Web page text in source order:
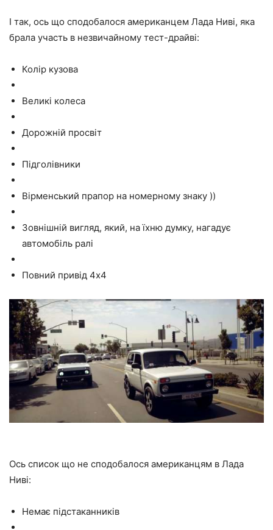
І так, ось що сподобалося американцем Лада Ниві, яка
брала участь в незвичайному тест-драйві:
Колір кузова
Великі колеса
Дорожній просвіт
Підголівники
Вірменський прапор на номерному знаку ))
Зовнішній вигляд, який, на їхню думку, нагадує
автомобіль ралі
Повний привід 4х4
Ось список що не сподобалося американцям в Лада
Ниві:
Немає підстаканників